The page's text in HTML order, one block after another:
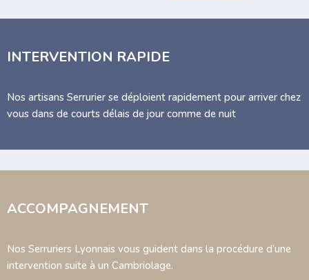
INTERVENTION RAPIDE
Nos artisans Serrurier se déploient rapidement pour arriver chez
vous dans de courts délais de jour comme de nuit
ACCOMPAGNEMENT
Nos Serruriers Lyonnais vous guident dans la procédure d’une
intervention suite à un Cambriolage.